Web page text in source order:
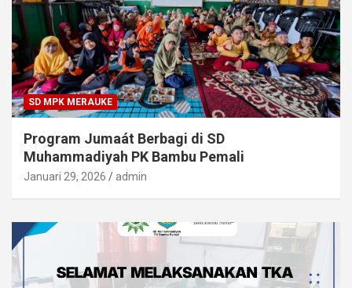
SD MPK MERAUKE
Program Jumaát Berbagi di SD
Muhammadiyah PK Bambu Pemali
Januari 29, 2026 admin